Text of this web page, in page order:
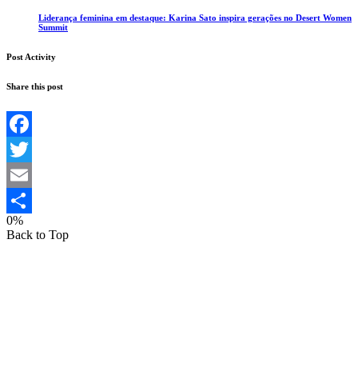
Liderança feminina em destaque: Karina Sato inspira gerações no Desert Women
Summit
Post Activity
Share this post
Facebook
Twitter
Email
Share
0%
Back to Top